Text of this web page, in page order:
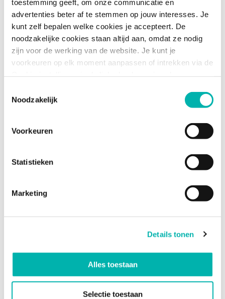
toestemming geeft, om onze communicatie en
advertenties beter af te stemmen op jouw interesses. Je
kunt zelf bepalen welke cookies je accepteert. De
noodzakelijke cookies staan altijd aan, omdat ze nodig
zijn voor de werking van de website. Je kunt je
voorkeuren op elk moment aanpassen of intrekken via de
Noodzakelijk
Voorkeuren
Statistieken
Marketing
Details tonen
Alles toestaan
Selectie toestaan
het dagelijks leven...
03 sep. 2024 5 min
er op een school binnen een schoolteam
je eerste schooldag als leraar dat ook zijn.
Vroeger kende je geen van je klasgenootjes,
en nu moet je gaan uitvogelen wie al die